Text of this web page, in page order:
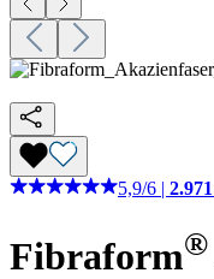
5,9/6 2.971
Fibraform®